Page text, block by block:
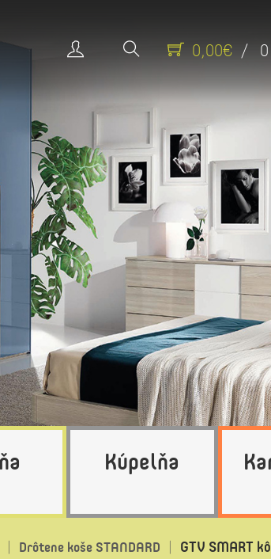
0,00€ / 0
Kúpelňa
Drôtene koše STANDARD GTV SMART